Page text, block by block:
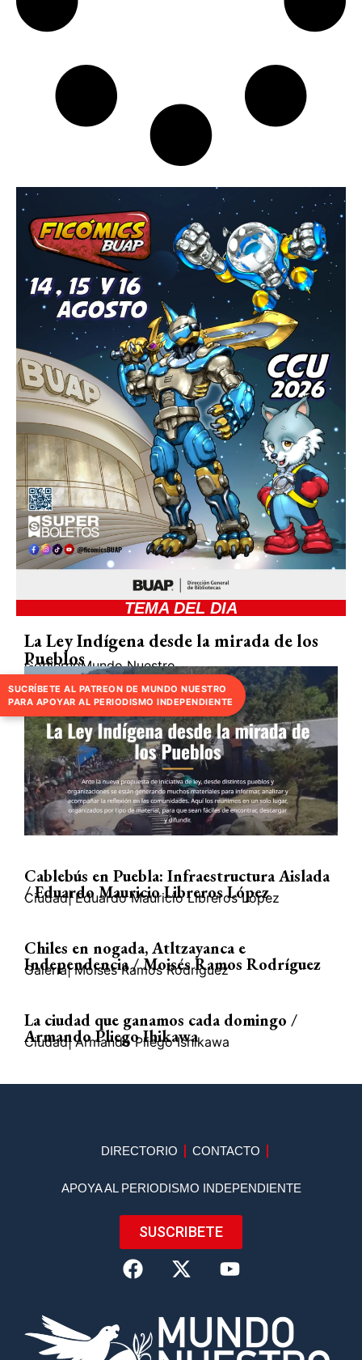
TEMA DEL DIA
La Ley Indígena desde la mirada de los
Pueblos
GobiernoMundo Nuestro
Cablebús en Puebla: Infraestructura Aislada
/ Eduardo Mauricio Libreros López
Ciudad| Eduardo Mauricio Libreros López
Chiles en nogada, Atltzayanca e
Independencia / Moisés Ramos Rodríguez
Galería| Moisés Ramos Rodríguez
La ciudad que ganamos cada domingo /
Armando Pliego Ihikawa
Ciudad| Armando Pliego Ishikawa
DIRECTORIO CONTACTO
APOYA AL PERIODISMO INDEPENDIENTE
SUSCRIBETE
SUCRÍBETE AL PATREON DE MUNDO NUESTRO
PARA APOYAR AL PERIODISMO INDEPENDIENTE